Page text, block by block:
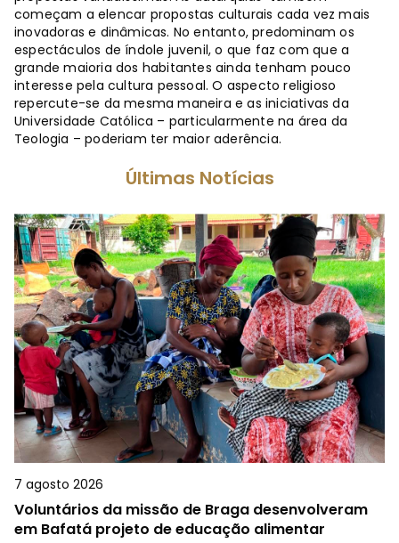
começam a elencar propostas culturais cada vez mais
inovadoras e dinâmicas. No entanto, predominam os
espectáculos de índole juvenil, o que faz com que a
grande maioria dos habitantes ainda tenham pouco
interesse pela cultura pessoal. O aspecto religioso
repercute-se da mesma maneira e as iniciativas da
Universidade Católica – particularmente na área da
Teologia – poderiam ter maior aderência.
Últimas Notícias
7 agosto 2026
Voluntários da missão de Braga desenvolveram
em Bafatá projeto de educação alimentar